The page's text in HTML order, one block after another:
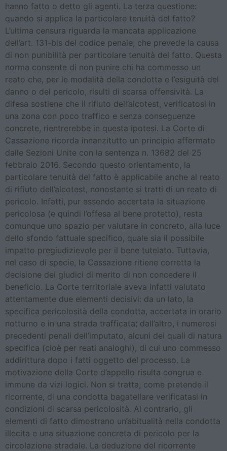
hanno fatto o detto gli agenti. La terza questione:
quando si applica la particolare tenuità del fatto?
L’ultima censura riguarda la mancata applicazione
dell’art. 131-bis del codice penale, che prevede la causa
di non punibilità per particolare tenuità del fatto. Questa
norma consente di non punire chi ha commesso un
reato che, per le modalità della condotta e l’esiguità del
danno o del pericolo, risulti di scarsa offensività. La
difesa sostiene che il rifiuto dell’alcotest, verificatosi in
una zona con poco traffico e senza conseguenze
concrete, rientrerebbe in questa ipotesi. La Corte di
Cassazione ricorda innanzitutto un principio affermato
dalle Sezioni Unite con la sentenza n. 13682 del 25
febbraio 2016. Secondo questo orientamento, la
particolare tenuità del fatto è applicabile anche al reato
di rifiuto dell’alcotest, nonostante si tratti di un reato di
pericolo. Infatti, pur essendo accertata la situazione
pericolosa (e quindi l’offesa al bene protetto), resta
comunque uno spazio per valutare in concreto, alla luce
dello sfondo fattuale specifico, quale sia il possibile
impatto pregiudizievole per il bene tutelato. Tuttavia,
nel caso di specie, la Cassazione ritiene corretta la
decisione dei giudici di merito di non concedere il
beneficio. La Corte territoriale aveva infatti valutato
attentamente due elementi decisivi: da un lato, la
specifica pericolosità della condotta, accertata in orario
notturno e in una strada trafficata; dall’altro, i numerosi
precedenti penali dell’imputato, alcuni dei quali di natura
specifica (cioè per reati analoghi), di cui uno commesso
addirittura dopo i fatti oggetto del processo. La
motivazione della Corte d’appello risulta congrua e
immune da vizi logici. Non si tratta, come pretende il
ricorrente, di una condotta bagatellare verificatasi in
condizioni di scarsa pericolosità. Al contrario, gli
elementi di fatto dimostrano un’abitualità nella condotta
illecita e una situazione concreta di pericolo per la
circolazione stradale. La deduzione del ricorrente